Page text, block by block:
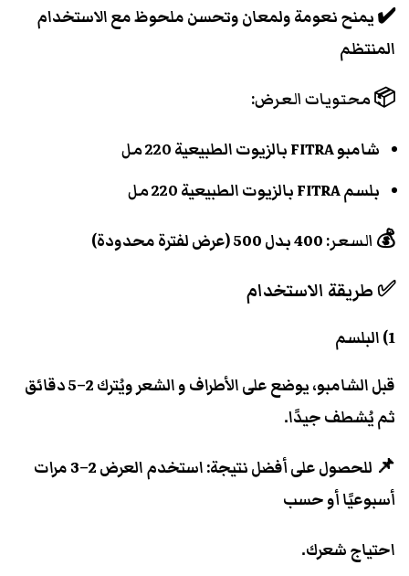
✔️ يمنح نعومة ولمعان وتحسن ملحوظ مع الاستخدام
المنتظم
📦محتويات العرض:
شامبو FITRA بالزيوت الطبيعية
220 مل
بلسم FITRA بالزيوت الطبيعية
220 مل
💰 السعر:
✅ طريقة الاستخدام
1) البلسم
قبل الشامبو، يوضع على الأطراف و الشعر ويُترك 2–5 دقائق
ثم يُشطف جيدًا.
📌 للحصول على أفضل نتيجة: استخدم العرض 2–3 مرات
أسبوعيًا أو حسب
احتياج شعرك.